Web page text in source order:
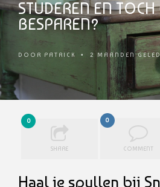
STUDEREN EN TOCH
BESPAREN?
DOOR PATRICK • 2 MAANDEN
0
SHARE
0
COMMENT
Haal je spullen bij